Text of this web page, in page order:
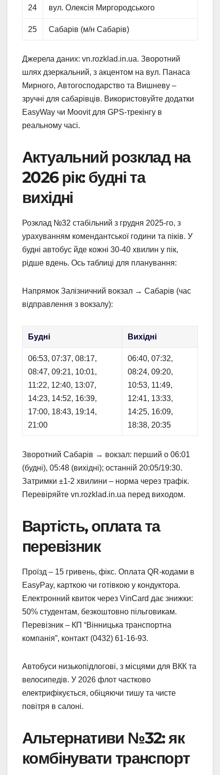
24 вул. Олексія Миргородського
25 Сабарів (м/н Сабарів)
Джерела даних: vn.rozklad.in.ua. Зворотний
шлях дзеркальний, з акцентом на вул. Панаса
Мирного, Автогосподарство та Вишневу –
зручні для сабарівців. Використовуйте додатки
EasyWay чи Moovit для GPS-трекінгу в
реальному часі.
Актуальний розклад на
2026 рік: будні та
вихідні
Розклад №32 стабільний з грудня 2025-го, з
урахуванням комендантської години та піків. У
будні автобус йде кожні 30-40 хвилин у пік,
рідше вдень. Ось таблиці для планування:
Напрямок Залізничний вокзал → Сабарів (час
відправлення з вокзалу):
Будні Вихідні
06:53, 07:37, 08:17,
08:47, 09:21, 10:01,
11:22, 12:40, 13:07,
14:23, 14:52, 16:39,
17:00, 18:43, 19:14,
21:00
06:40, 07:32,
08:24, 09:20,
10:53, 11:49,
12:41, 13:33,
14:25, 16:09,
18:38, 20:35
Зворотний Сабарів → вокзал: перший о 06:01
(будні), 05:48 (вихідні); останній 20:05/19:30.
Затримки ±1-2 хвилини – норма через трафік.
Перевіряйте vn.rozklad.in.ua перед виходом.
Вартість, оплата та
перевізник
Проїзд – 15 гривень, фікс. Оплата QR-кодами в
EasyPay, карткою чи готівкою у кондуктора.
Електронний квиток через VinCard дає знижки:
50% студентам, безкоштовно пільговикам.
Перевізник – КП “Вінницька транспортна
компанія”, контакт (0432) 61-16-93.
Автобуси низькопідлогові, з місцями для ВКК та
велосипедів. У 2026 флот частково
електрифікується, обіцяючи тишу та чисте
повітря в салоні.
Альтернативи №32: як
комбінувати транспорт